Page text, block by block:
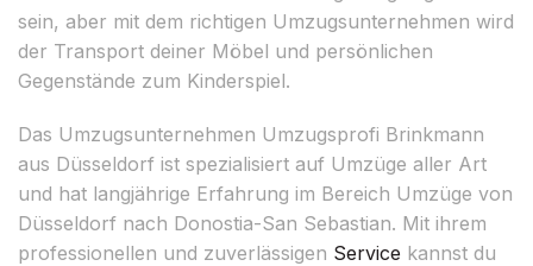
sein, aber mit dem richtigen Umzugsunternehmen wird
der Transport deiner Möbel und persönlichen
Gegenstände zum Kinderspiel.
Das Umzugsunternehmen Umzugsprofi Brinkmann
aus Düsseldorf ist spezialisiert auf Umzüge aller Art
und hat langjährige Erfahrung im Bereich Umzüge von
Düsseldorf nach Donostia-San Sebastian. Mit ihrem
professionellen und zuverlässigen Service kannst du